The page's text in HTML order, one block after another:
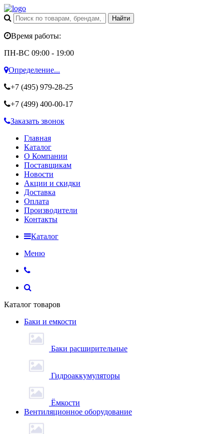
Время работы:
ПН-ВС 09:00 - 19:00
Определение...
+7 (495) 979-28-25
+7 (499) 400-00-17
Заказать звонок
Главная
Каталог
О Компании
Поставщикам
Новости
Акции и скидки
Доставка
Оплата
Производители
Контакты
Каталог
Меню
Каталог товаров
Баки и емкости
Баки расширительные
Гидроаккумуляторы
Ёмкости
Вентиляционное оборудование